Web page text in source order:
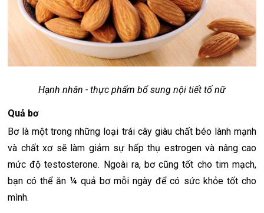
Hạnh nhân - thực phẩm bổ sung nội tiết tố nữ
Quả bơ
Bơ là một trong những loại trái cây giàu chất béo lành mạnh
và chất xơ sẽ làm giảm sự hấp thụ estrogen và nâng cao
mức độ testosterone. Ngoài ra, bơ cũng tốt cho tim mạch,
bạn có thể ăn ¼ quả bơ mỗi ngày để có sức khỏe tốt cho
mình.